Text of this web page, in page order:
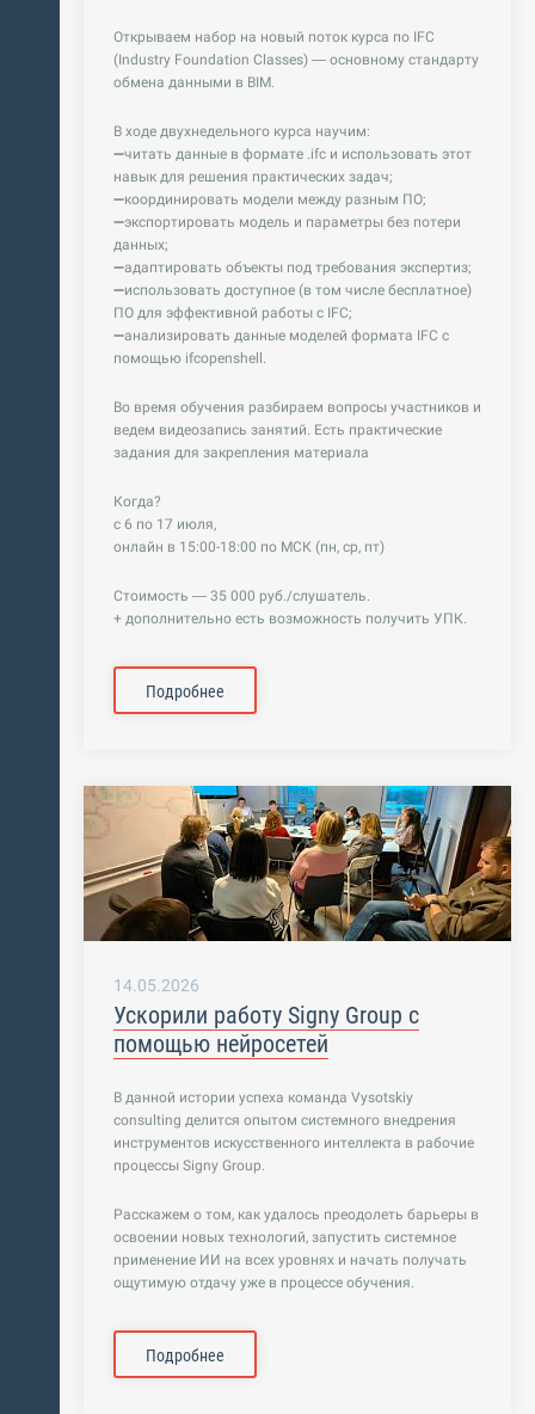
Открываем набор на новый поток курса по IFC
(Industry Foundation Classes) — основному стандарту
обмена данными в BIM.
В ходе двухнедельного курса научим:
➖читать данные в формате .ifc и использовать этот
навык для решения практических задач;
➖координировать модели между разным ПО;
➖экспортировать модель и параметры без потери
данных;
➖адаптировать объекты под требования экспертиз;
➖использовать доступное (в том числе бесплатное)
ПО для эффективной работы с IFC;
➖анализировать данные моделей формата IFC с
помощью ifcopenshell.
Во время обучения разбираем вопросы участников и
ведем видеозапись занятий. Есть практические
задания для закрепления материала
Когда?
с 6 по 17 июля,
онлайн в 15:00-18:00 по МСК (пн, ср, пт)
Стоимость — 35 000 руб./слушатель.
+ дополнительно есть возможность получить УПК.
Подробнее
14.05.2026
Ускорили работу Signy Group с
помощью нейросетей
В данной истории успеха команда Vysotskiy
consulting делится опытом системного внедрения
инструментов искусственного интеллекта в рабочие
процессы Signy Group.
Расскажем о том, как удалось преодолеть барьеры в
освоении новых технологий, запустить системное
применение ИИ на всех уровнях и начать получать
ощутимую отдачу уже в процессе обучения.
Подробнее